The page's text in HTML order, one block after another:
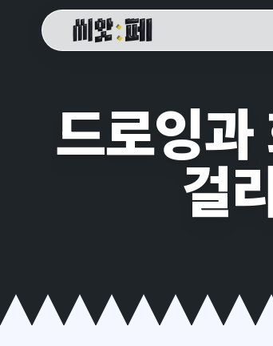
씨앗페 온라인 홈
드로잉
걸